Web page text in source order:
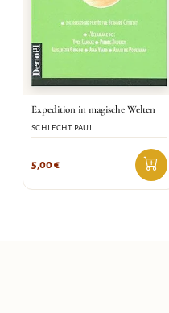
Expedition in magische Welten
SCHLECHT PAUL
5,00€